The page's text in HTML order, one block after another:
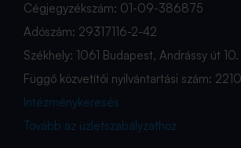
Cégjegyzékszám: 01-09-386875
Adószám: 29317116-2-42
Székhely: 1061 Budapest, Andrássy út 10.
Függő közvetítői nyilvántartási szám:
Intézménykeresés
Tovább az üzletszabályzathoz